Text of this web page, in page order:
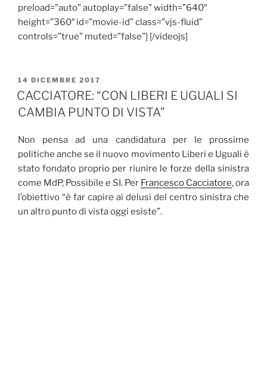
preload=”auto” autoplay=”false” width=”640″
height=”360″ id=”movie-id” class=”vjs-fluid”
controls=”true” muted=”false”] [/videojs]
PUBBLICATO
IL
14 DICEMBRE 2017
CACCIATORE: “CON LIBERI E UGUALI SI
CAMBIA PUNTO DI VISTA”
Non pensa ad una candidatura per le prossime
politiche anche se il nuovo movimento Liberi e Uguali è
stato fondato proprio per riunire le forze della sinistra
come MdP, Possibile e SI. Per Francesco Cacciatore, ora
l’obiettivo “è far capire ai delusi del centro sinistra che
un altro punto di vista oggi esiste”.